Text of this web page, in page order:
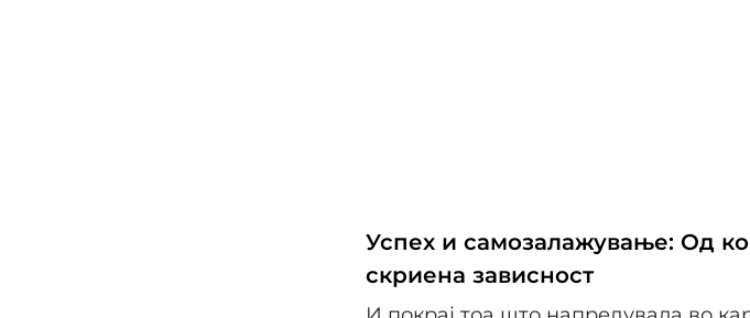
Успех и самозалажување: Од
скриена зависност